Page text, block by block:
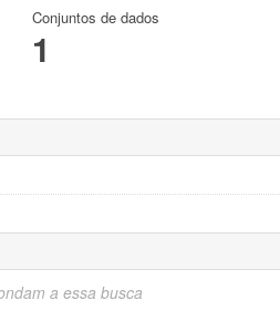
Conjuntos de dados
1
a essa busca